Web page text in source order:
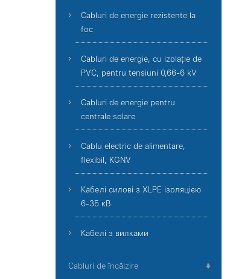
Cabluri de energie rezistente la
foc
Cabluri de energie, cu izolație de
PVC, pentru tensiuni 0,66-6 kV
Cabluri de energie pentru
centrale solare
Cablu electric de alimentare,
flexibil, KGNV
Кабелі силові з XLPE ізоляцією
6-35 кВ
Кабелі з вилками
Cabluri de încălzire